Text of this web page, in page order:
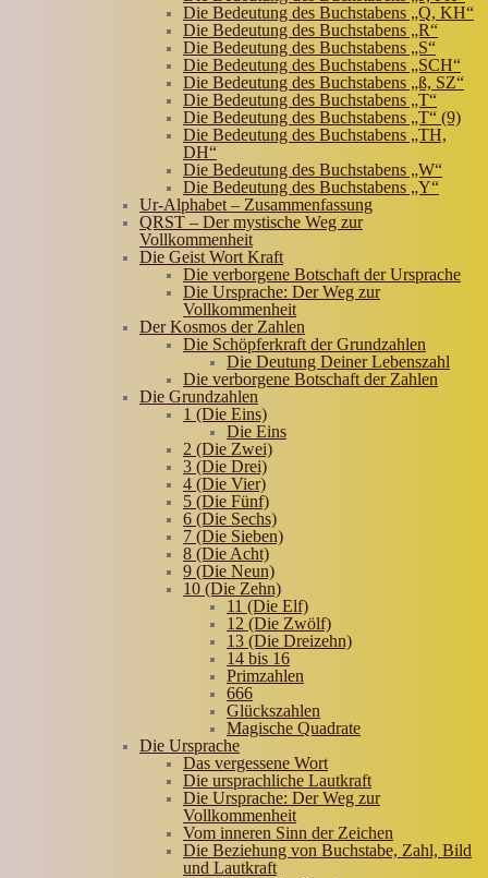
Die Bedeutung des Buchstabens „Q, KH“
Die Bedeutung des Buchstabens „R“
Die Bedeutung des Buchstabens „S“
Die Bedeutung des Buchstabens „SCH“
Die Bedeutung des Buchstabens „ß, SZ“
Die Bedeutung des Buchstabens „T“
Die Bedeutung des Buchstabens „T“ (9)
Die Bedeutung des Buchstabens „TH,
DH“
Die Bedeutung des Buchstabens „W“
Die Bedeutung des Buchstabens „Y“
Ur-Alphabet – Zusammenfassung
QRST – Der mystische Weg zur
Vollkommenheit
Die Geist Wort Kraft
Die verborgene Botschaft der Ursprache
Die Ursprache: Der Weg zur
Vollkommenheit
Der Kosmos der Zahlen
Die Schöpferkraft der Grundzahlen
Die Deutung Deiner Lebenszahl
Die verborgene Botschaft der Zahlen
Die Grundzahlen
1 (Die Eins)
Die Eins
2 (Die Zwei)
3 (Die Drei)
4 (Die Vier)
5 (Die Fünf)
6 (Die Sechs)
7 (Die Sieben)
8 (Die Acht)
9 (Die Neun)
10 (Die Zehn)
11 (Die Elf)
12 (Die Zwölf)
13 (Die Dreizehn)
14 bis 16
Primzahlen
666
Glückszahlen
Magische Quadrate
Die Ursprache
Das vergessene Wort
Die ursprachliche Lautkraft
Die Ursprache: Der Weg zur
Vollkommenheit
Vom inneren Sinn der Zeichen
Die Beziehung von Buchstabe, Zahl, Bild
und Lautkraft